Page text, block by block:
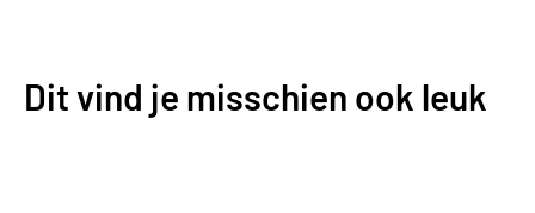
Dit vind je misschien ook leuk